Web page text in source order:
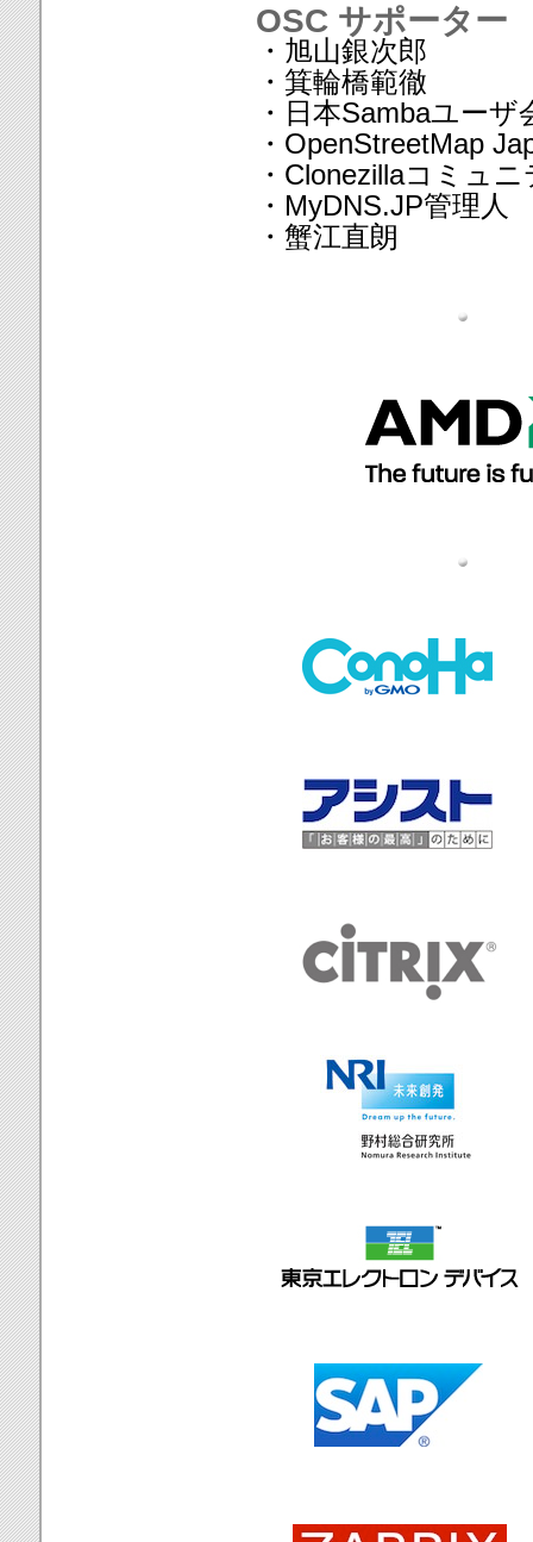
OSC サポーター
・旭山銀次郎
・箕輪橋範徹
・日本Sambaユーザ
・OpenStreetMap
・Clonezillaコミュ
・MyDNS.JP管理人
・蟹江直朗